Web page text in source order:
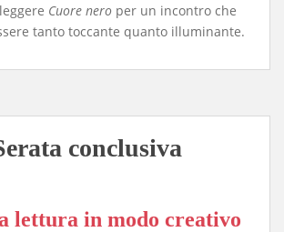
Cuore nero per un incontro che
tanto toccante quanto illuminante.
conclusiva
lettura in modo creativo